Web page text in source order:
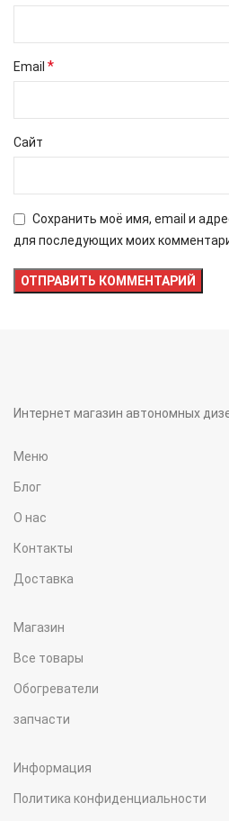
Email *
Сайт
Сохранить моё имя, email и
для последующих моих
Интернет магазин автономных
Меню
Блог
О нас
Контакты
Доставка
Магазин
Все товары
Обогреватели
запчасти
Информация
Политика конфиденциальности